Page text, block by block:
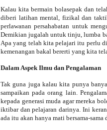
Kalau kita bermain bolasepak dan
diberi latihan mental, fizikal dan
perlawanan persahabatan untuk
Demikian jugalah untuk tinju, lumba
Apa yang telah kita pelajari itu perlu
kemenangan bakal bererti yang kita
Dalam Aspek Ilmu dan Pengalaman
Tak guna juga kalau kita punya
sampaikan pada orang lain.
kepada generasi muda agar mereka
iktibar dan pelajaran darinya. Ini
ada itu akan hanya mati bersama-